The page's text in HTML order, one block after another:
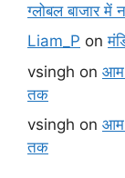
ग्लोबल बाजार में
Liam_P on
vsingh on आम
तक
vsingh on आम
तक